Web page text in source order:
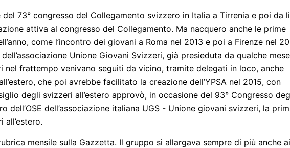
73° congresso del Collegamento svizzero in Italia a Tirrenia e poi da lì
attiva al congresso del Collegamento. Ma nacquero anche le prime
come l’incontro dei giovani a Roma nel 2013 e poi a Firenze nel
Unione Giovani Svizzeri, già presieduta da qualche
nel frattempo venivano seguiti da vicino, tramite delegati in loco, anche
che poi avrebbe facilitato la creazione dell’YPSA nel 2015, con
degli svizzeri all’estero approvò, in occasione del 93° Congresso
dell’OSE dell’associazione italiana UGS - Unione giovani svizzeri, la
mensile sulla Gazzetta. Il gruppo si allargava sempre di più anche ai